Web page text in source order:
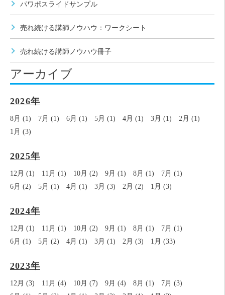
パワポスライドサンプル
売れ続ける講師ノウハウ：ワークシート
売れ続ける講師ノウハウ冊子
アーカイブ
2026年
8月 (1) 7月 (1) 6月 (1) 5月 (1) 4月 (1) 3月 (1)
2月 (1)
1月 (3)
2025年
12月 (1) 11月 (1) 10月 (2) 9月 (1) 8月 (1)
7月 (1)
6月 (2)
5月 (1) 4月 (1) 3月 (3) 2月 (2) 1月 (3)
2024年
12月 (1) 11月 (1) 10月 (2) 9月 (1) 8月 (1)
7月 (1)
6月 (1)
5月 (2) 4月 (1) 3月 (1) 2月 (3) 1月 (33)
2023年
12月 (3) 11月 (4) 10月 (7) 9月 (4) 8月 (1)
7月 (3)